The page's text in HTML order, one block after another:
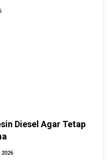
Expo (IMOX)
Diesel Agar Tetap
2026